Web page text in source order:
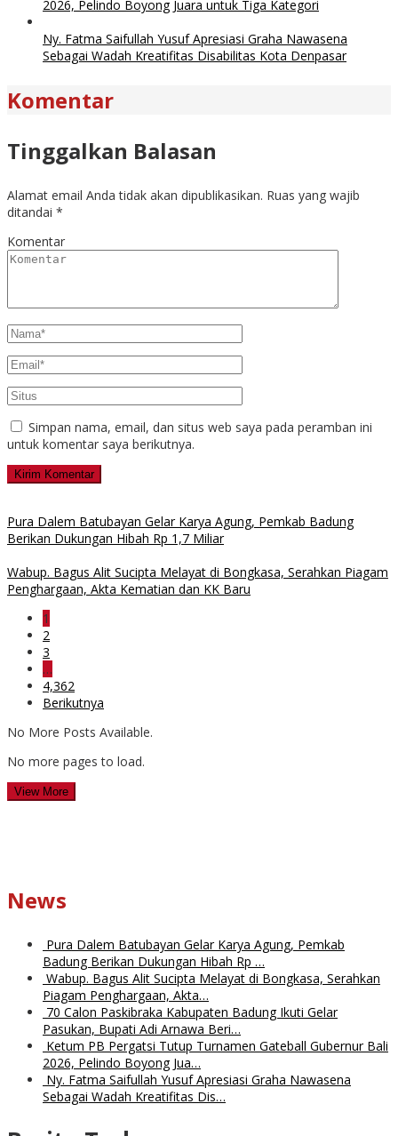
2026, Pelindo Boyong Juara untuk Tiga Kategori
Ny. Fatma Saifullah Yusuf Apresiasi Graha Nawasena
Sebagai Wadah Kreatifitas Disabilitas Kota Denpasar
Komentar
Tinggalkan Balasan
Alamat email Anda tidak akan dipublikasikan. Ruas yang wajib
ditandai *
Komentar
Simpan nama, email, dan situs web saya pada peramban ini
untuk komentar saya berikutnya.
Pura Dalem Batubayan Gelar Karya Agung, Pemkab Badung
Berikan Dukungan Hibah Rp 1,7 Miliar
Wabup. Bagus Alit Sucipta Melayat di Bongkasa, Serahkan Piagam
Penghargaan, Akta Kematian dan KK Baru
1
2
3
…
4,362
Berikutnya
No More Posts Available.
No more pages to load.
View More
News
Pura Dalem Batubayan Gelar Karya Agung, Pemkab
Badung Berikan Dukungan Hibah Rp …
Wabup. Bagus Alit Sucipta Melayat di Bongkasa, Serahkan
Piagam Penghargaan, Akta…
70 Calon Paskibraka Kabupaten Badung Ikuti Gelar
Pasukan, Bupati Adi Arnawa Beri…
Ketum PB Pergatsi Tutup Turnamen Gateball Gubernur Bali
2026, Pelindo Boyong Jua…
Ny. Fatma Saifullah Yusuf Apresiasi Graha Nawasena
Sebagai Wadah Kreatifitas Dis…